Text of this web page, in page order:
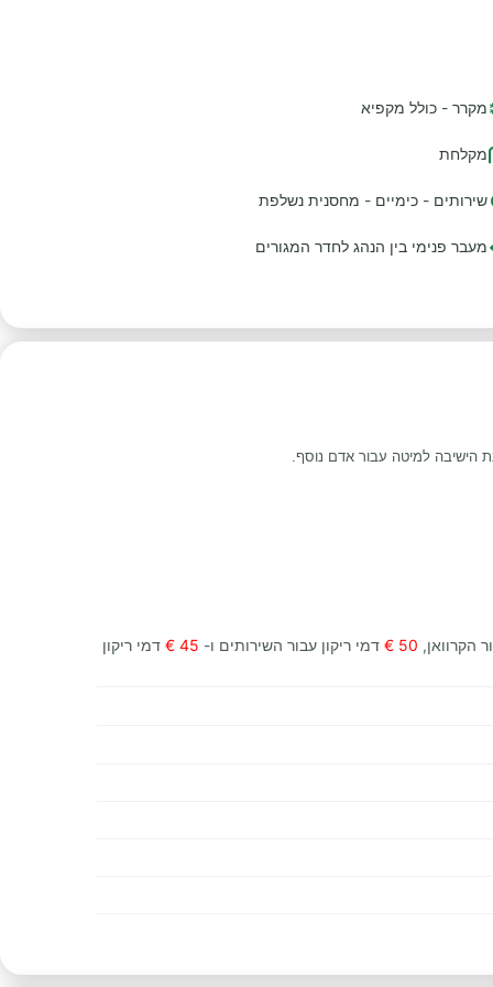
מקרר - כולל מקפיא
מקלחת
שירותים - כימיים - מחסנית נשלפת
מעבר פנימי בין הנהג לחדר המגורים
הקרוואן, 50 € דמי ריקון עבור השירותים ו- 45 € דמי ריקון